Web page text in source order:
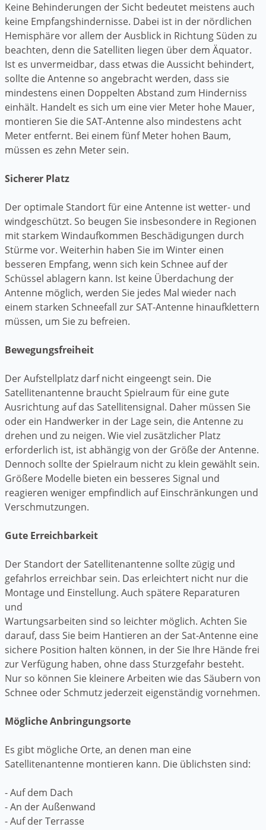
Keine Behinderungen der Sicht bedeutet meistens auch
keine Empfangshindernisse. Dabei ist in der nördlichen
Hemisphäre vor allem der Ausblick in Richtung Süden zu
beachten, denn die Satelliten liegen über dem Äquator.
Ist es unvermeidbar, dass etwas die Aussicht behindert,
sollte die Antenne so angebracht werden, dass sie
mindestens einen Doppelten Abstand zum Hinderniss
einhält. Handelt es sich um eine vier Meter hohe Mauer,
montieren Sie die SAT-Antenne also mindestens acht
Meter entfernt. Bei einem fünf Meter hohen Baum,
müssen es zehn Meter sein.
Sicherer Platz
Der optimale Standort für eine Antenne ist wetter- und
windgeschützt. So beugen Sie insbesondere in Regionen
mit starkem Windaufkommen Beschädigungen durch
Stürme vor. Weiterhin haben Sie im Winter einen
besseren Empfang, wenn sich kein Schnee auf der
Schüssel ablagern kann. Ist keine Überdachung der
Antenne möglich, werden Sie jedes Mal wieder nach
einem starken Schneefall zur SAT-Antenne hinaufklettern
müssen, um Sie zu befreien.
Bewegungsfreiheit
Der Aufstellplatz darf nicht eingeengt sein. Die
Satellitenantenne braucht Spielraum für eine gute
Ausrichtung auf das Satellitensignal. Daher müssen Sie
oder ein Handwerker in der Lage sein, die Antenne zu
drehen und zu neigen. Wie viel zusätzlicher Platz
erforderlich ist, ist abhängig von der Größe der Antenne.
Dennoch sollte der Spielraum nicht zu klein gewählt sein.
Größere Modelle bieten ein besseres Signal und
reagieren weniger empfindlich auf Einschränkungen und
Verschmutzungen.
Gute Erreichbarkeit
Der Standort der Satellitenantenne sollte zügig und
gefahrlos erreichbar sein. Das erleichtert nicht nur die
Montage und Einstellung. Auch spätere Reparaturen
und
Wartungsarbeiten sind so leichter möglich. Achten Sie
darauf, dass Sie beim Hantieren an der Sat-Antenne eine
sichere Position halten können, in der Sie Ihre Hände frei
zur Verfügung haben, ohne dass Sturzgefahr besteht.
Nur so können Sie kleinere Arbeiten wie das Säubern von
Schnee oder Schmutz jederzeit eigenständig vornehmen.
Mögliche Anbringungsorte
Es gibt mögliche Orte, an denen man eine
Satellitenantenne montieren kann. Die üblichsten sind:
- Auf dem Dach
- An der Außenwand
- Auf der Terrasse